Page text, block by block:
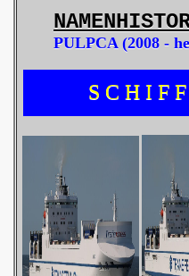
PULPCA (2008 -
S C H I F